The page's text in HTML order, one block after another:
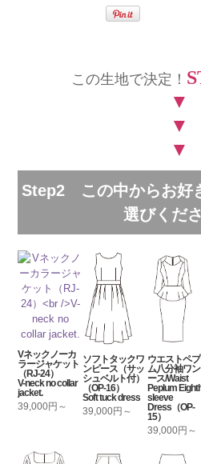
この生地で決定！
▼
▼
▼
Step2 この中からお好
選びくだ
Vネックノーカ
ラージャケット
（RJ-24）
V-neck no collar
jacket.
39,000円～
ソフトタックワ
ンピース（サッ
シュベルト付）
（OP-16）
Soft tuck dress
39,000円～
ウエストペ
ム八分袖ワ
ース/Waist
Peplum
sleeve
Dress（OP-
15）
39,000円～